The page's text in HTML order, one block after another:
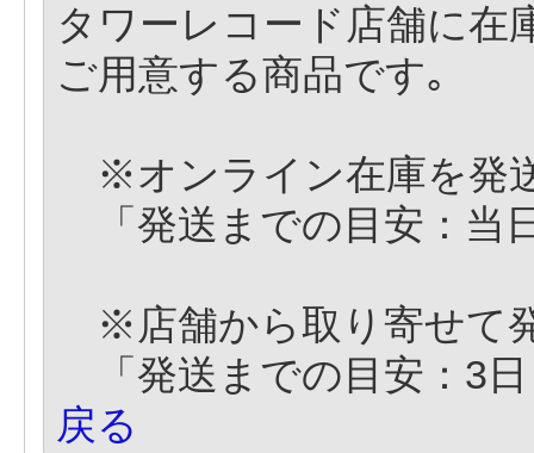
タワーレコード店舗に在
ご用意する商品です｡
※オンライン在庫を発
「発送までの目安：当
※店舗から取り寄せて
「発送までの目安：3
戻る